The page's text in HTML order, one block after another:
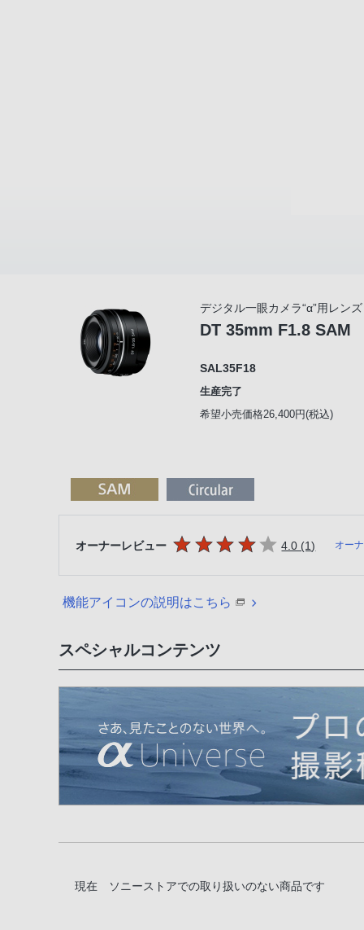
デジタル一眼カメラ“α”用レンズ
DT 35mm F1.8 SAM
SAL35F18
生産完了
希望小売価格26,400円(税込)
オーナーレビュー 5つの星のうち
4.0 (1件のレビ
) オー
機能アイコンの説明はこちら
スペシャルコンテンツ
現在 ソニーストアでの取り扱いのない商品です